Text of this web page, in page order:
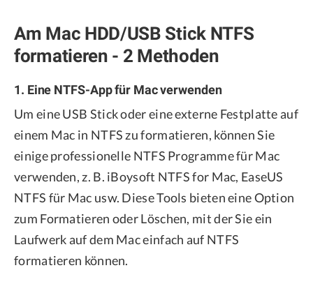
Am Mac HDD/USB Stick NTFS
formatieren - 2 Methoden
1. Eine NTFS-App für Mac verwenden
Um eine USB Stick oder eine externe Festplatte auf
einem Mac in NTFS zu formatieren, können Sie
einige professionelle NTFS Programme für Mac
verwenden, z. B. iBoysoft NTFS for Mac, EaseUS
NTFS für Mac usw. Diese Tools bieten eine Option
zum Formatieren oder Löschen, mit der Sie ein
Laufwerk auf dem Mac einfach auf NTFS
formatieren können.